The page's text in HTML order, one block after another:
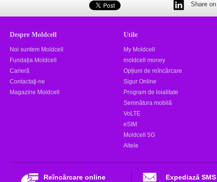
Share
Despre Moldcell
Noi suntem Moldcell
Fundația Moldcell
Carieră
Contactaţi-ne
Magazine Moldcell
Utile
My Moldcell
moldcell money
Opțiuni de reîncărcare
Sigur Online
Program de loialitate
Semnătura mobilă
VoLTE
eSIM
Moldcell 5G
Altele
Reîncărcare online Expediază SMS